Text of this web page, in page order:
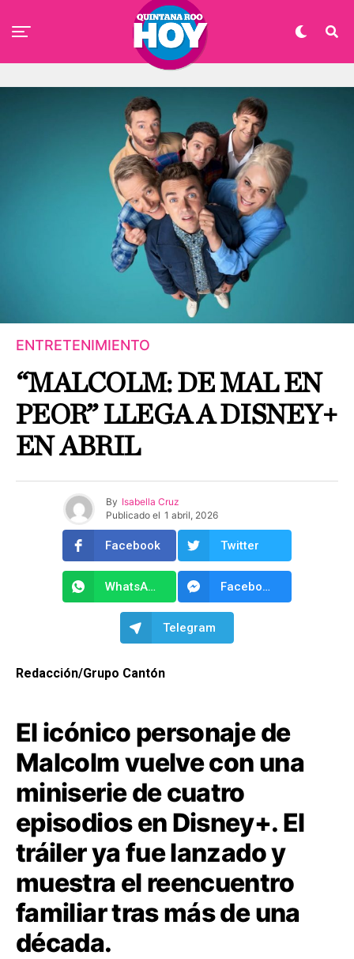
ENTRETENIMIENTO
“MALCOLM: DE MAL EN
PEOR” LLEGA A DISNEY+
EN ABRIL
By Isabella Cruz
Publicado el 1 abril, 2026
Facebook Twitter
WhatsApp Facebook Messenger
Telegram
Redacción/Grupo Cantón
El icónico personaje de
Malcolm vuelve con una
miniserie de cuatro
episodios en Disney+. El
tráiler ya fue lanzado y
muestra el reencuentro
familiar tras más de una
década.